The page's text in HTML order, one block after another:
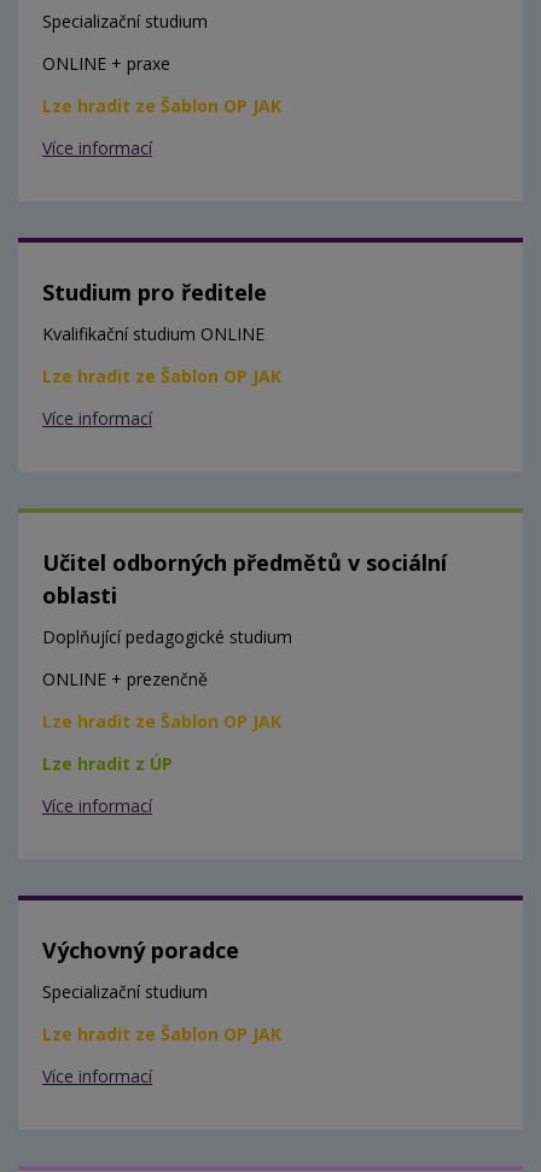
Specializační studium
ONLINE + praxe
Lze hradit ze Šablon OP JAK
Více informací
Studium pro ředitele
Kvalifikační studium ONLINE
Lze hradit ze Šablon OP JAK
Více informací
Učitel odborných předmětů v sociální
oblasti
Doplňující pedagogické studium
ONLINE + prezenčně
Lze hradit ze Šablon OP JAK
Lze hradit z ÚP
Více informací
Výchovný poradce
Specializační studium
Lze hradit ze Šablon OP JAK
Více informací